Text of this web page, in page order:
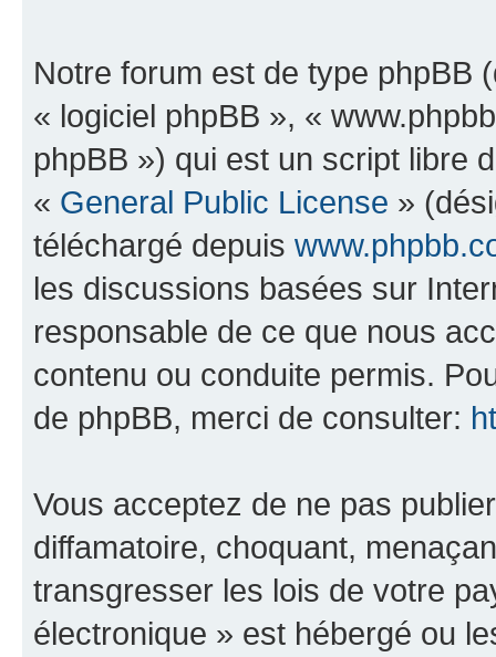
Notre forum est de type phpBB
« logiciel phpBB », «
phpBB ») qui est un script libre
« General Public License »
téléchargé depuis
les discussions basées sur
responsable de ce que nous
contenu ou conduite permis.
de phpBB, merci de consulter:
Vous acceptez de ne pas
diffamatoire, choquant,
transgresser les lois de votre
électronique » est hébergé ou